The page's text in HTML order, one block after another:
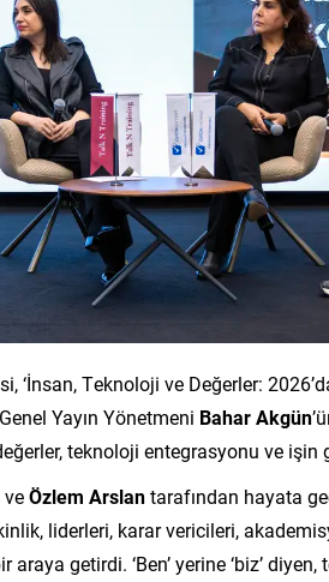
‘İnsan, Teknoloji ve Değerler:
Yayın Yönetmeni Bahar Akgün
teknoloji entegrasyonu ve işin
veÖzlem Arslantarafından hayata
liderleri, karar vericileri,
getirdi. ‘Ben’ yerine ‘biz’